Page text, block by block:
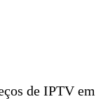
de IPTV em